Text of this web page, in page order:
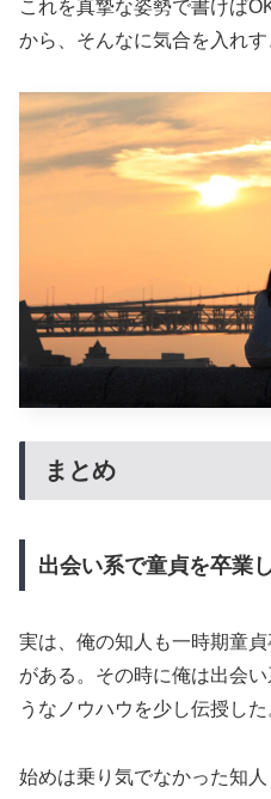
これを真摯な姿勢で書けば
から、そんなに気合を入れす
まとめ
出会い系で童貞を卒業
実は、俺の知人も一時期童
がある。その時に俺は出会
うなノウハウを少し伝授した
始めは乗り気でなかった知